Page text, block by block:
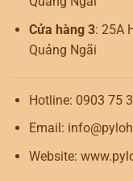
Cửa hàng 3: 25A
Quảng Ngãi
Hotline: 0903 75
Email:
Website: